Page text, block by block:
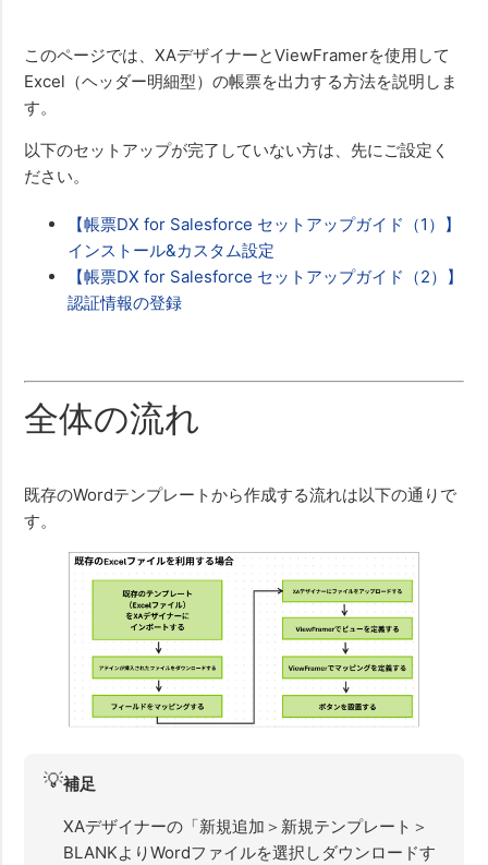
このページでは、XAデザイナーとViewFramerを使用して
Excel（ヘッダー明細型）の帳票を出力する方法を説明しま
す。
以下のセットアップが完了していない方は、先にご設定く
ださい。
【帳票DX for Salesforce セットアップガイド（1）】
インストール&カスタム設定
【帳票DX for Salesforce セットアップガイド（2）】
認証情報の登録
全体の流れ
既存のWordテンプレートから作成する流れは以下の通りで
す。
💡補足
XAデザイナーの「新規追加＞新規テンプレート＞
BLANKよりWordファイルを選択しダウンロードす